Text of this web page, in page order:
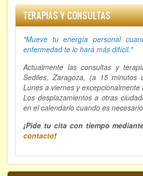
TERAPIAS Y CONSULTAS
"Mueve tu energía personal
enfermedad te lo hará más difícil."
Actualmente las consultas y
Sediles, Zaragoza, (a 15 minutos
Lunes a viernes y excepcionalmente
Los desplazamientos a otras
en el calendario cuando es
¡Pide tu cita con tiempo
contacto!